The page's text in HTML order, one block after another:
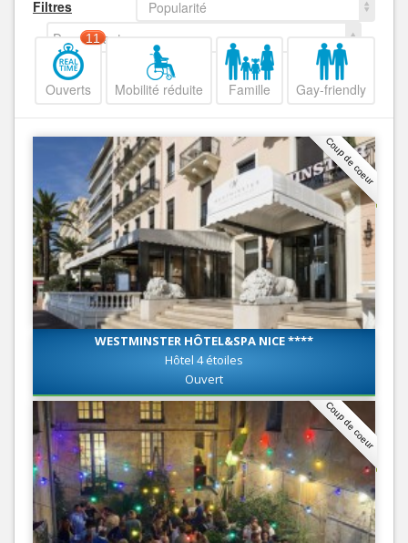
Filtres
Popularité
Decroissant
Ouverts
11
Mobilité réduite Famille Gay-friendly
Coup de coeur
WESTMINSTER HÔTEL&SPA NICE ****
Hôtel 4 étoiles
Ouvert
Coup de coeur